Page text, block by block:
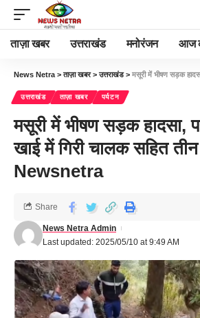
ताज़ा खबर उत्तराखंड मनोरंजन आज
News Netra >ताज़ा खबर>उत्तराखंड> मसूरी में भीषण सड़क हादसा, पर्यटकों की
उत्तराखंड ताज़ा खबर पर्यटन
मसूरी में भीषण सड़क हादसा,
खाई में गिरी चालक सहित
Newsnetra
Last updated: 2025/05/10 at 9:49 AM
News Netra Admin
Share